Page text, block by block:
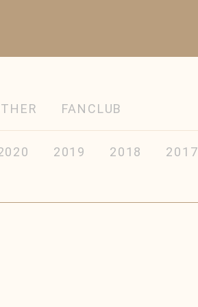
FANCLUB
2019 2018
2017